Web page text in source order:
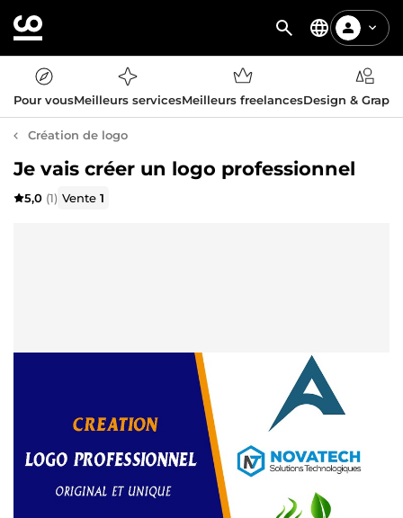
Pour vousMeilleurs servicesMeilleurs freelancesDesign &
Création de logo
Je vais créer un logo professionnel
5,0 (1) Vente1